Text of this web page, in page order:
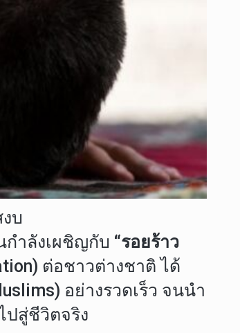
บ
ำลังเผชิญกับ “รอยร้าว
ต่อชาวต่างชาติ ได้
อย่างรวดเร็ว จนนำ
ปสู่ชีวิตจริง